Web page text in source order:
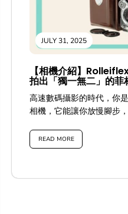
JULY 31, 2025
【相機介紹】
拍出「獨一無二」的菲
高速數碼攝影的時代，你
相機，它能讓你放慢腳步
靈魂與故事的影像？ 如果
麼，今天我們要為你揭開
3.5B)！這不只是一台相機
READ MORE